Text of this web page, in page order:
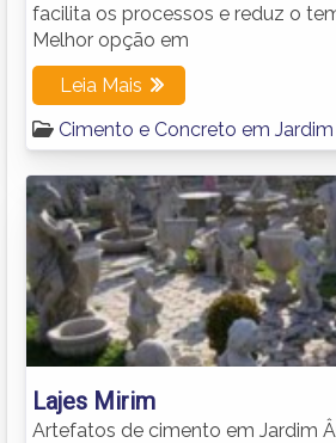
facilita os processos e reduz o
Melhor opção em
Leia Mais
Cimento e Concreto em
Lajes Mirim
Artefatos de cimento em Jardim